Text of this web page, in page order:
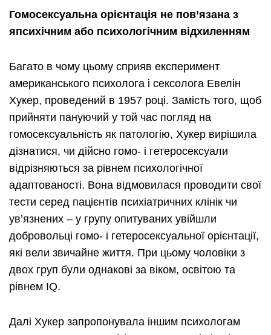
Гомосексуальна орієнтація не пов’язана з
япсихічним або психологічним відхиленням
Багато в чому цьому сприяв експеримент
американського психолога і сексолога Евелін
Хукер, проведений в 1957 році. Замість того, щоб
прийняти пануючий у той час погляд на
гомосексуальність як патологію, Хукер вирішила
дізнатися, чи дійсно гомо- і гетеросексуали
відрізняються за рівнем психологічної
адаптованості. Вона відмовилася проводити свої
тести серед пацієнтів психіатричних клінік чи
ув’язнених – у групу опитуваних увійшли
добровольці гомо- і гетеросексуальної орієнтації,
які вели звичайне життя. При цьому чоловіки з
двох груп були однакові за віком, освітою та
рівнем IQ.
Далі Хукер запропонувала іншим психологам